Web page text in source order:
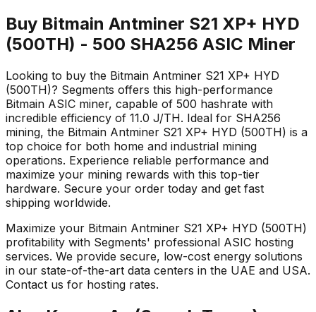
Buy Bitmain Antminer S21 XP+ HYD
(500TH) - 500 SHA256 ASIC Miner
Looking to buy the Bitmain Antminer S21 XP+ HYD
(500TH)? Segments offers this high-performance
Bitmain ASIC miner, capable of 500 hashrate with
incredible efficiency of 11.0 J/TH. Ideal for SHA256
mining, the Bitmain Antminer S21 XP+ HYD (500TH) is a
top choice for both home and industrial mining
operations. Experience reliable performance and
maximize your mining rewards with this top-tier
hardware. Secure your order today and get fast
shipping worldwide.
Maximize your Bitmain Antminer S21 XP+ HYD (500TH)
profitability with Segments' professional ASIC hosting
services. We provide secure, low-cost energy solutions
in our state-of-the-art data centers in the UAE and USA.
Contact us for hosting rates.